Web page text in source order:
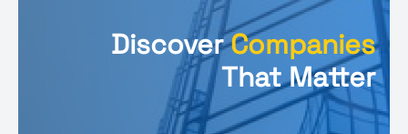
DiscoverCompanies
That Matter